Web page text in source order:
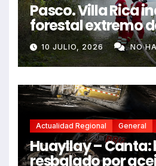
Pasco. Villa Rica
forestal extremo
fallecidos y
10 JULIO, 2026 NO
Actualidad Regional General
Huayllay – Canta:
resbalado por